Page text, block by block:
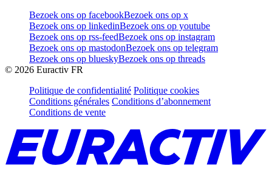
Bezoek ons op facebookBezoek ons op x
Bezoek ons op linkedinBezoek ons op youtube
Bezoek ons op rss-feedBezoek ons op instagram
Bezoek ons op mastodonBezoek ons op telegram
Bezoek ons op blueskyBezoek ons op threads
© 2026 Euractiv FR
Politique de confidentialité Politique cookies
Conditions générales Conditions d’abonnement
Conditions de vente